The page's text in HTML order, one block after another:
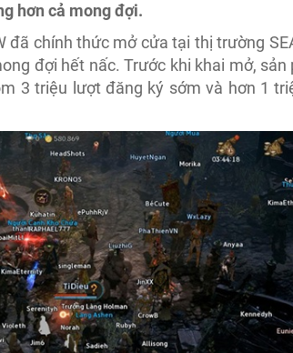
hơn cả mong đợi.
đã chính thức mở cửa tại thị trường
đợi hết nấc. Trước khi khai mở, sản
3 triệu lượt đăng ký sớm và hơn 1